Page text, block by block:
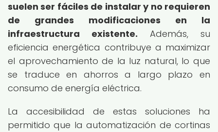
suelen ser fáciles de instalar y no requieren
de grandes modificaciones en la
infraestructura existente. Además, su
eficiencia energética contribuye a maximizar
el aprovechamiento de la luz natural, lo que
se traduce en ahorros a largo plazo en
consumo de energía eléctrica.
La accesibilidad de estas soluciones ha
permitido que la automatización de cortinas